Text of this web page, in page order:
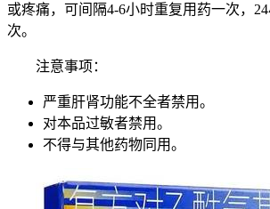
或疼痛，可间隔4-6小时重复用药一次，
次。
注意事项：
严重肝肾功能不全者禁用。
对本品过敏者禁用。
不得与其他药物同用。